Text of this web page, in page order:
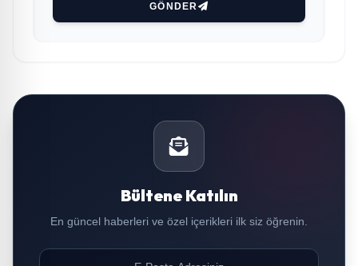
GÖNDER
Bültene Katılın
En güncel haberleri ve özel içerikleri ilk siz öğrenin.